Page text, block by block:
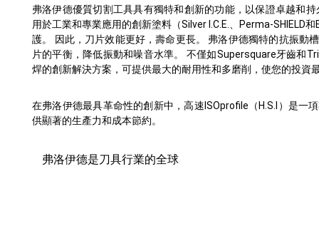
弗洛伊德優質切割工具具有獨特和創新的功能，以保證卓越和
用於工業和專業應用的創新塗料（Silver I.C.E.、Perma-SHIELD
護。 因此，刀片效能更好，壽命更長。 弗洛伊德獨特的抗振動
片的平衡，降低振動和噪音水準。 不僅如Supersquare牙齒和
焊的創新解決方案，可提供最大的耐用性和多磨削，使您的投資
在弗洛伊德最具革命性的創新中，高速ISOprofile（H.S.I）是一
供顯著的生產力和成本節約。
弗洛伊德是刀具行業的全球